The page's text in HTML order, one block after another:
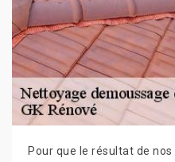
Pour que le résultat de